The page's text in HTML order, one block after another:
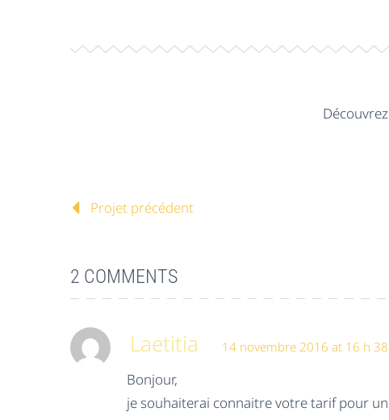
Projet précédent
2 COMMENTS
Laetitia 14 novembre 2016 at 16 h
Bonjour,
je souhaiterai connaitre votre tarif pour